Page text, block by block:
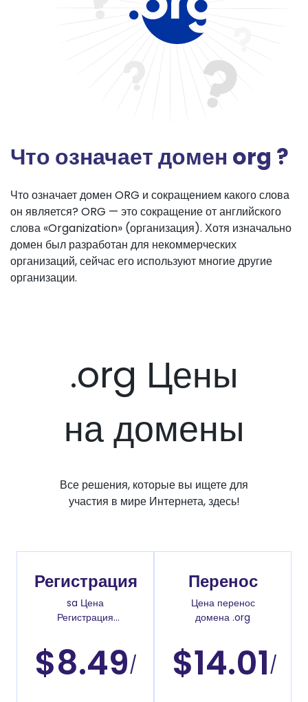
Что означает домен org ?
Что означает домен ORG и сокращением какого слова
он является? ORG — это сокращение от английского
слова «Organization» (организация). Хотя изначально
домен был разработан для некоммерческих
организаций, сейчас его используют многие другие
организации.
.org Цены
на домены
Все решения, которые вы ищете для
участия в мире Интернета, здесь!
Регистрация
sa Цена
Регистрация
$8.49/
Перенос
Цена перенос
домена .org
$14.01/